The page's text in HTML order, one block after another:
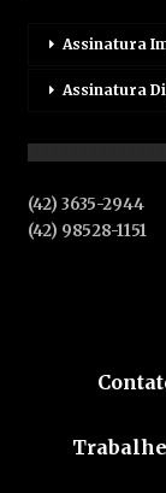
Assinatura
Assinatura
(42) 3635-2944
(42) 98528-1151